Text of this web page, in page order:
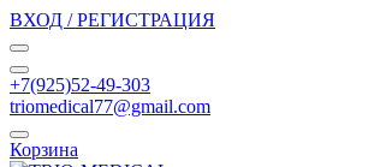
ВХОД / РЕГИСТРАЦИЯ
+7(925)52-49-303
triomedical77@gmail.com
Корзина